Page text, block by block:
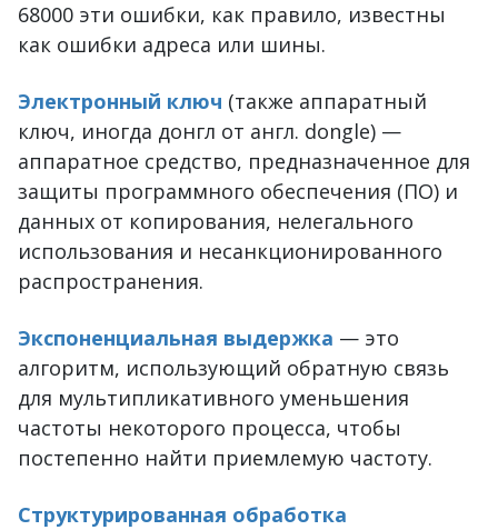
68000 эти ошибки, как правило, известны
как ошибки адреса или шины.
Электронный ключ (также аппаратный
ключ, иногда донгл от англ. dongle) —
аппаратное средство, предназначенное для
защиты программного обеспечения (ПО) и
данных от копирования, нелегального
использования и несанкционированного
распространения.
Экспоненциальная выдержка — это
алгоритм, использующий обратную связь
для мультипликативного уменьшения
частоты некоторого процесса, чтобы
постепенно найти приемлемую частоту.
Структурированная обработка